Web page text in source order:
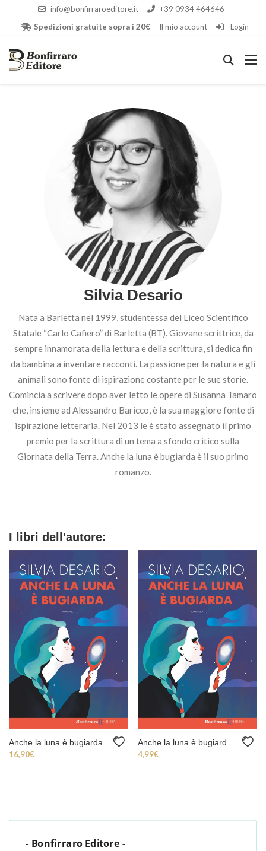
info@bonfirraroeditore.it
+39 0934 464646
Spedizioni gratuite sopra i 20€
Il mio account Login
Silvia Desario
Nata a Barletta nel 1999, studentessa del Liceo Scientifico
Statale “Carlo Cafiero” di Barletta (BT). Giovane scrittrice, da
sempre innamorata della lettura e della scrittura, si dedica fin
da bambina a inventare racconti. La passione per la natura e gli
animali sono fonte di ispirazione costante per le sue storie.
Comincia a scrivere dopo aver letto le opere di Susanna Tamaro
che, insieme ad Alessandro Baricco, è la sua maggiore fonte di
ispirazione letteraria. Nel 2013 le è stato assegnato il primo
premio per la scrittura di un tema a sfondo critico sulla
Giornata della Terra. Anche la luna è bugiarda è il suo primo
romanzo.
I libri dell'autore:
Anche la luna è bugiarda
16,90€
4,99€
- Bonfirraro Editore -